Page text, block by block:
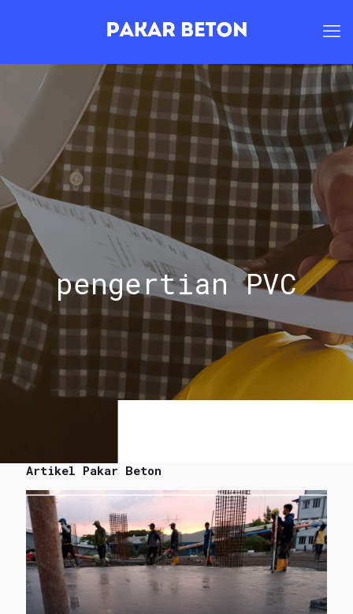
pengertian PVC
Artikel Pakar Beton